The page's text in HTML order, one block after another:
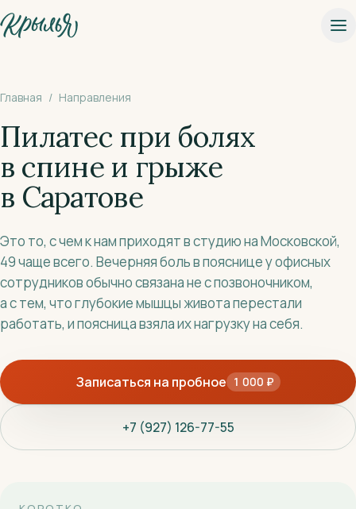
К основному содержанию
+7 (927) 126-77-55
Главная / Направления
Пилатес при болях
в спине и грыже
в Саратове
Это то, с чем к нам приходят в студию на Московской,
49 чаще всего. Вечерняя боль в пояснице у офисных
сотрудников обычно связана не с позвоночником,
а с тем, что глубокие мышцы живота перестали
работать, и поясница взяла их нагрузку на себя.
Записаться на пробное 1 000 ₽
+7 (927) 126-77-55